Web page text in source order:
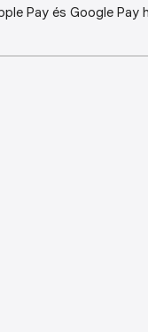
Pay és Google Pay